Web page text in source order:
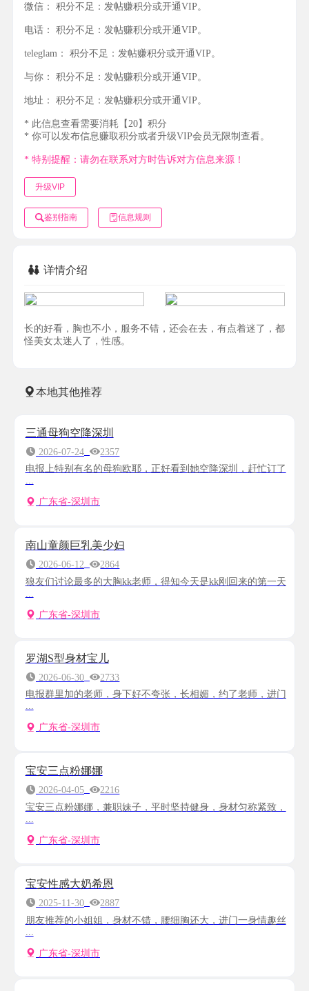
微信： 积分不足：发帖赚积分或开通VIP。
电话： 积分不足：发帖赚积分或开通VIP。
teleglam： 积分不足：发帖赚积分或开通VIP。
与你： 积分不足：发帖赚积分或开通VIP。
地址： 积分不足：发帖赚积分或开通VIP。
* 此信息查看需要消耗【20】积分
* 你可以发布信息赚取积分或者升级VIP会员无限制查看。
* 特别提醒：请勿在联系对方时告诉对方信息来源！
升级VIP
鉴别指南 信息规则
详情介绍
长的好看，胸也不小，服务不错，还会在去，有点着迷了，都
怪美女太迷人了，性感。
本地其他推荐
三通母狗空降深圳
2026-07-24
2357
电报上特别有名的母狗欧耶，正好看到她空降深圳，赶忙订了
...
广东省-深圳市
南山童颜巨乳美少妇
2026-06-12
2864
狼友们讨论最多的大胸kk老师，得知今天是kk刚回来的第一天
广东省-深圳市
罗湖S型身材宝儿
2026-06-30
2733
电报群里加的老师，身下好不夸张，长相媚，约了老师，进门
...
广东省-深圳市
宝安三点粉娜娜
2026-04-05
2216
宝安三点粉娜娜，兼职妹子，平时坚持健身，身材匀称紧致，
...
广东省-深圳市
宝安性感大奶希恩
2025-11-30
2887
朋友推荐的小姐姐，身材不错，腰细胸还大，进门一身情趣丝
广东省-深圳市